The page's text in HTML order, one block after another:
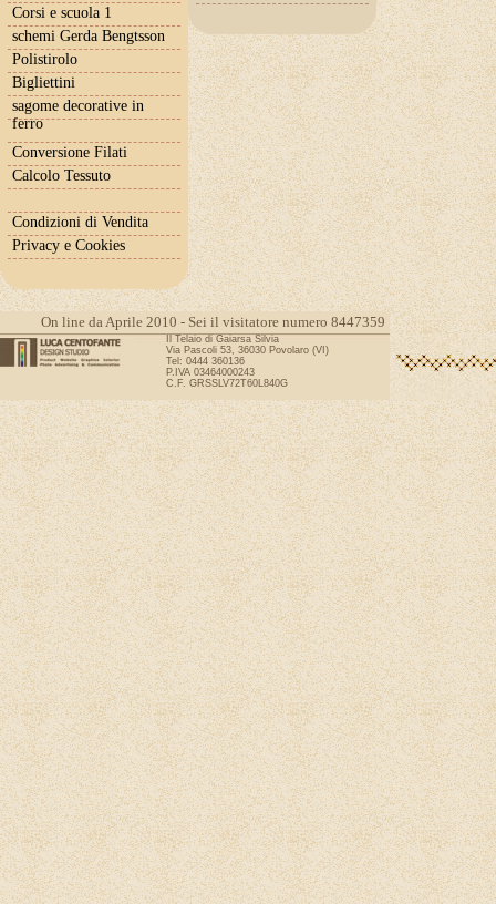
Corsi e scuola 1
schemi Gerda Bengtsson
Polistirolo
Bigliettini
sagome decorative in
ferro
Conversione Filati
Calcolo Tessuto
Condizioni di Vendita
Privacy e Cookies
On line da Aprile 2010 - Sei il visitatore numero 8447359
Il Telaio di Gaiarsa Silvia
Via Pascoli 53, 36030 Povolaro (VI)
Tel: 0444 360136
P.IVA 03464000243
C.F. GRSSLV72T60L840G